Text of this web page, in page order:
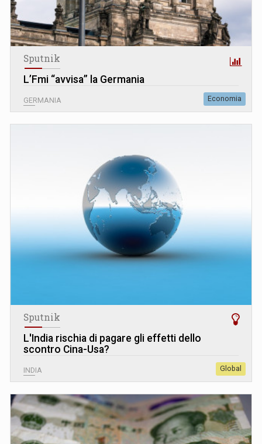
Sputnik
L’Fmi “avvisa” la Germania
GERMANIA Economia
Sputnik
L'India rischia di pagare gli effetti dello
scontro Cina-Usa?
INDIA Global